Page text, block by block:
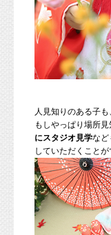
人見知りのある子
もしやっぱり場所
にスタジオ見学など
していただくこと